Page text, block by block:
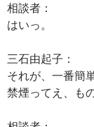
相談者：
はいっ。
三石由起子：
それが、一番簡
禁煙ってえ、も